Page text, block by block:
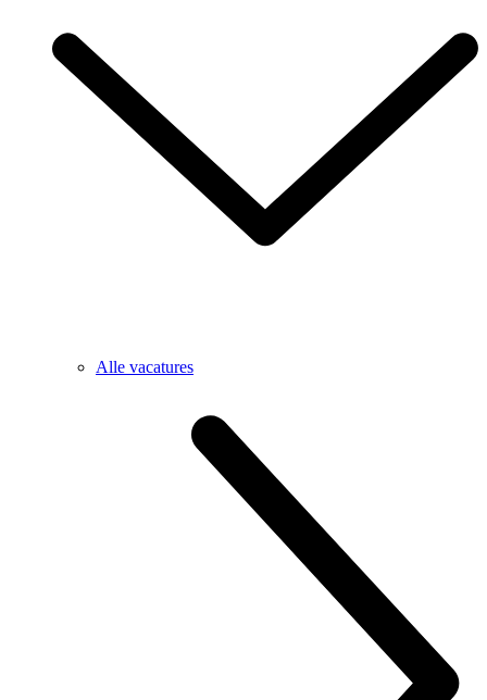
Alle vacatures